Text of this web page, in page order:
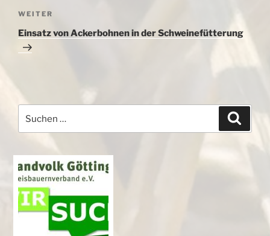
Nächster
Beitrag
WEITER
Einsatz von Ackerbohnen in der Schweinefütterung
nach: